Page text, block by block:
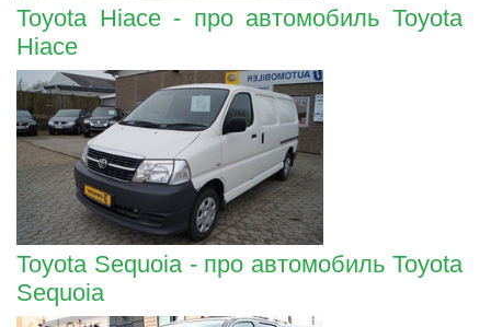
Toyota Hiace - про автомобиль Toyota
Hiace
Toyota Sequoia - про автомобиль Toyota
Sequoia